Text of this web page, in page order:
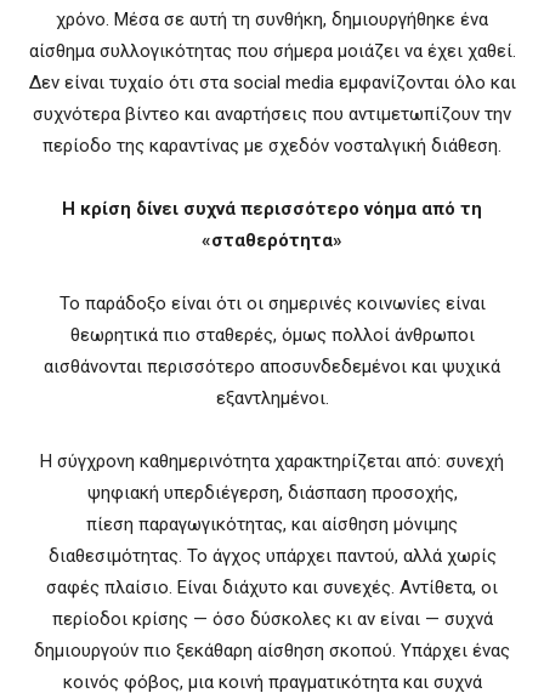
χρόνο. Μέσα σε αυτή τη συνθήκη, δημιουργήθηκε ένα
αίσθημα συλλογικότητας που σήμερα μοιάζει να έχει χαθεί.
Δεν είναι τυχαίο ότι στα social media εμφανίζονται όλο και
συχνότερα βίντεο και αναρτήσεις που αντιμετωπίζουν την
περίοδο της καραντίνας με σχεδόν νοσταλγική διάθεση.
Η κρίση δίνει συχνά περισσότερο νόημα από τη
«σταθερότητα»
Το παράδοξο είναι ότι οι σημερινές κοινωνίες είναι
θεωρητικά πιο σταθερές, όμως πολλοί άνθρωποι
αισθάνονται περισσότερο αποσυνδεδεμένοι και ψυχικά
εξαντλημένοι.
Η σύγχρονη καθημερινότητα χαρακτηρίζεται από: συνεχή
ψηφιακή υπερδιέγερση, διάσπαση προσοχής,
πίεση παραγωγικότητας, και αίσθηση μόνιμης
διαθεσιμότητας. Το άγχος υπάρχει παντού, αλλά χωρίς
σαφές πλαίσιο. Είναι διάχυτο και συνεχές. Αντίθετα, οι
περίοδοι κρίσης — όσο δύσκολες κι αν είναι — συχνά
δημιουργούν πιο ξεκάθαρη αίσθηση σκοπού. Υπάρχει ένας
κοινός φόβος, μια κοινή πραγματικότητα και συχνά